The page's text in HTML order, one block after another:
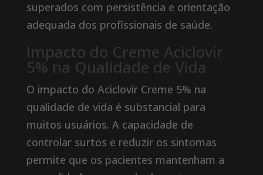
superados com persistência e orientação
adequada dos profissionais de saúde.
Impacto do Creme Aciclovir
5% na Qualidade de Vida
O impacto do Aciclovir Creme 5% na
qualidade de vida é substancial para
muitos usuários. A capacidade de
controlar surtos e reduzir os sintomas
permite que os pacientes mantenham a